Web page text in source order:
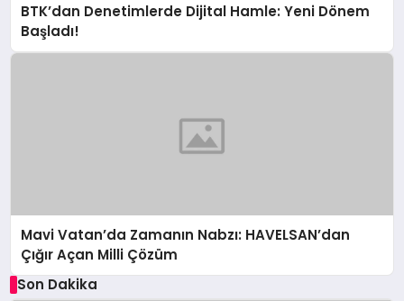
BTK’dan Denetimlerde Dijital Hamle: Yeni Dönem
Başladı!
Mavi Vatan’da Zamanın Nabzı: HAVELSAN’dan
Çığır Açan Milli Çözüm
Son Dakika